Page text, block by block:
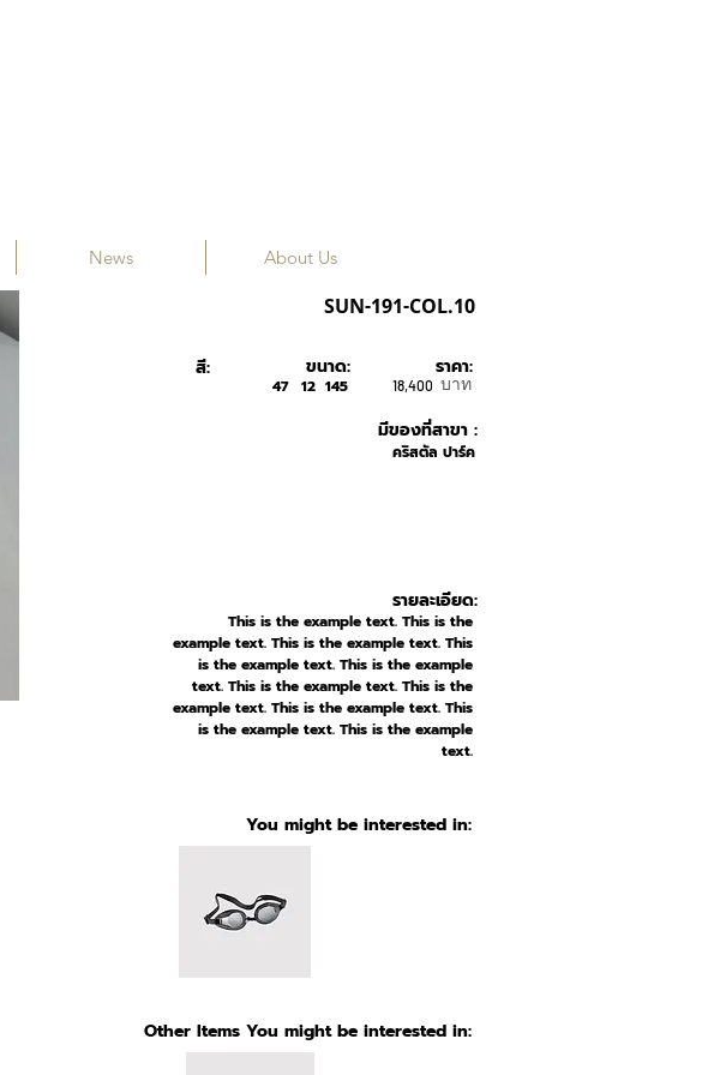
LINDA FARROW
SUN-191-COL.10
สี:
คริสตัล ปาร์ค
มีของที่สาขา :
ขนาด:
47 12 145 บาท
18,400
ราคา:
รายละเอียด:
This is the example text. This is the
example text. This is the example text. This
is the example text. This is the example
text. This is the example text. This is the
example text. This is the example text. This
is the example text. This is the example
text.
You might be interested in:
Other Items You might be interested in:
News About Us